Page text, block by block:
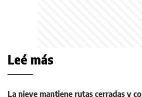
Leé más
La nieve mantiene rutas cerradas y